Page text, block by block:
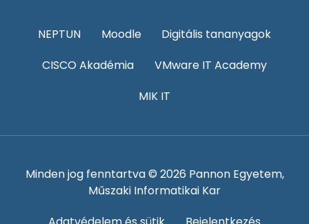
NEPTUN Moodle
Digitális tananyagok
CISCO Akadémia
VMware IT Academy
MIK IT
Minden jog fenntartva © 2026 Pannon Egyetem,
Műszaki Informatikai Kar